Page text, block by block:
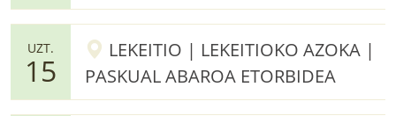
UZT.
15
LEKEITIO | LEKEITIOKO AZOKA |
PASKUAL ABAROA ETORBIDEA